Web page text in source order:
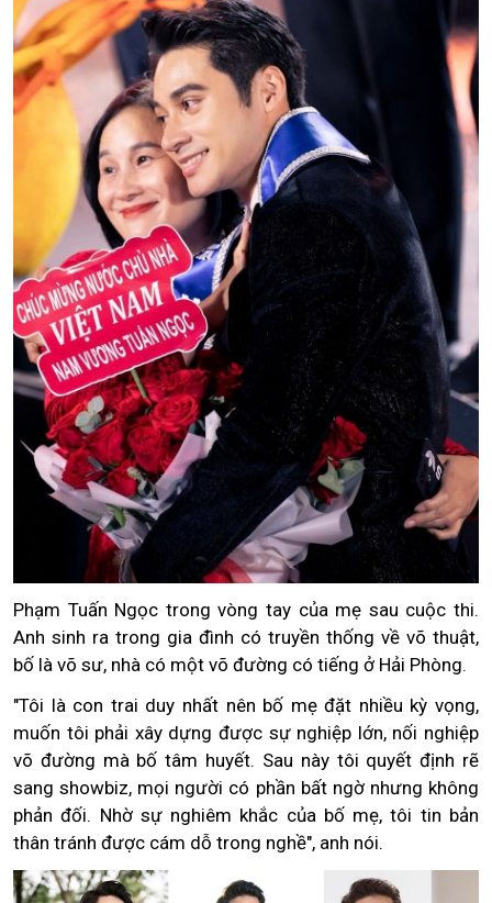
Phạm Tuấn Ngọc trong vòng tay của mẹ sau cuộc thi.
Anh sinh ra trong gia đình có truyền thống về võ thuật,
bố là võ sư, nhà có một võ đường có tiếng ở Hải Phòng.
"Tôi là con trai duy nhất nên bố mẹ đặt nhiều kỳ vọng,
muốn tôi phải xây dựng được sự nghiệp lớn, nối nghiệp
võ đường mà bố tâm huyết. Sau này tôi quyết định rẽ
sang showbiz, mọi người có phần bất ngờ nhưng không
phản đối. Nhờ sự nghiêm khắc của bố mẹ, tôi tin bản
thân tránh được cám dỗ trong nghề", anh nói.